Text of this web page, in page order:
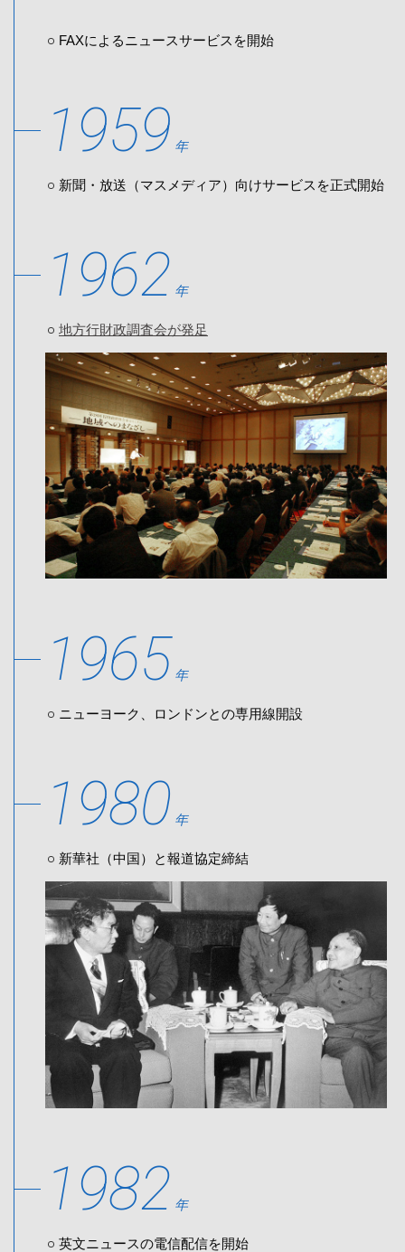
FAXによるニュースサービスを開始
1959 年
新聞・放送（マスメディア）向けサービスを正式開始
1962 年
地方行財政調査会が発足
1965 年
ニューヨーク、ロンドンとの専用線開設
1980 年
新華社（中国）と報道協定締結
1982 年
英文ニュースの電信配信を開始